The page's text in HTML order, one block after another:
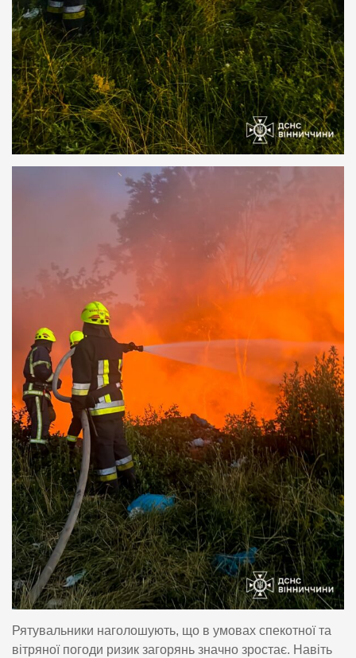
Рятувальники наголошують, що в умовах спекотної та
вітряної погоди ризик загорянь значно зростає. Навіть